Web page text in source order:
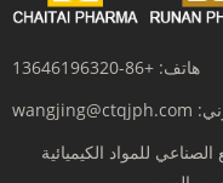
هاتف: +86-13646196320
wangjing@ctqjph.com
الصناعي للمواد الكيميائية